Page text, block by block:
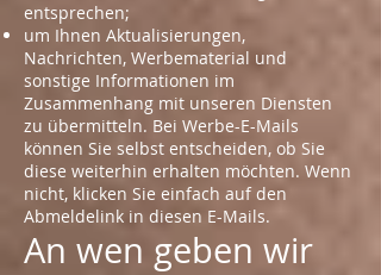
entsprechen;
um Ihnen Aktualisierungen,
Nachrichten, Werbematerial und
sonstige Informationen im
Zusammenhang mit unseren Diensten
zu übermitteln. Bei Werbe-E-Mails
können Sie selbst entscheiden, ob Sie
diese weiterhin erhalten möchten. Wenn
nicht, klicken Sie einfach auf den
Abmeldelink in diesen E-Mails.
An wen geben wir